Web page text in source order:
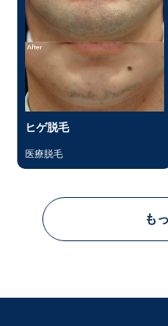
ヒゲ脱毛
医療脱毛
も